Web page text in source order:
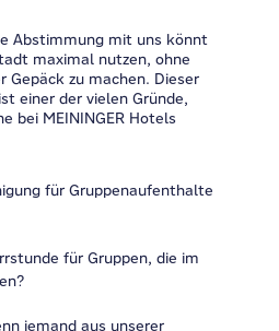
Abstimmung mit uns könnt
maximal nutzen, ohne
Gepäck zu machen. Dieser
einer der vielen Gründe,
bei MEININGER Hotels
für Gruppenaufenthalte
für Gruppen, die im
jemand aus unserer